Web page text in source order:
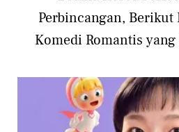
Perbincangan, Berikut
Komedi Romantis